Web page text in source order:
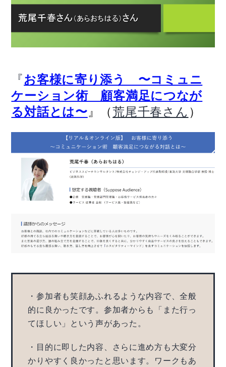
『お客様に寄り添う 〜コミュニ
ケーション術 顧客満足につなが
る対話とは〜 』（荒尾千春さん ）
・参加者も笑顔あふれるような内容で、全般
的に良かったです。参加者からも「また行っ
てほしい」という声があった。
・目的に即した内容、さらに進め方も大変分
かりやすく良かったと思います。ワークもあ